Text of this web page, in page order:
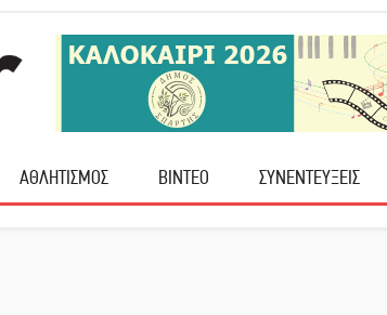
ΑΘΛΗΤΙΣΜΟΣ ΒΙΝΤΕΟ ΣΥΝΕΝΤΕΥΞΕΙΣ